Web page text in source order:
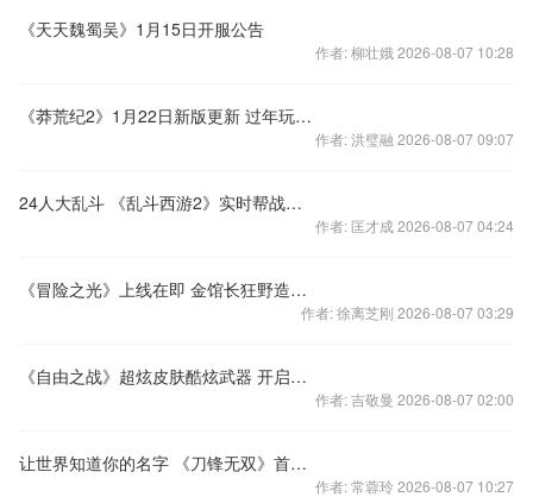
《天天魏蜀吴》1月15日开服公告
作者: 柳壮娥 2026-08-07 10:28
《莽荒纪2》1月22日新版更新 过年玩法来啦！
作者: 洪璧融 2026-08-07 09:07
24人大乱斗 《乱斗西游2》实时帮战火力全开
作者: 匡才成 2026-08-07 04:24
《冒险之光》上线在即 金馆长狂野造型流出
作者: 徐离芝刚 2026-08-07 03:29
《自由之战》超炫皮肤酷炫武器 开启限时超值折扣！
作者: 吉敬曼 2026-08-07 02:00
让世界知道你的名字 《刀锋无双》首推跨服玩法
作者: 常蓉玲 2026-08-07 10:27